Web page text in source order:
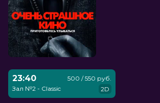
23:40
Зал №2 - Classic
500 / 550 руб.
2D